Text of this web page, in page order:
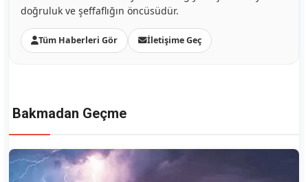
doğruluk ve şeffaflığın öncüsüdür.
Tüm Haberleri Gör İletişime Geç
Bakmadan Geçme